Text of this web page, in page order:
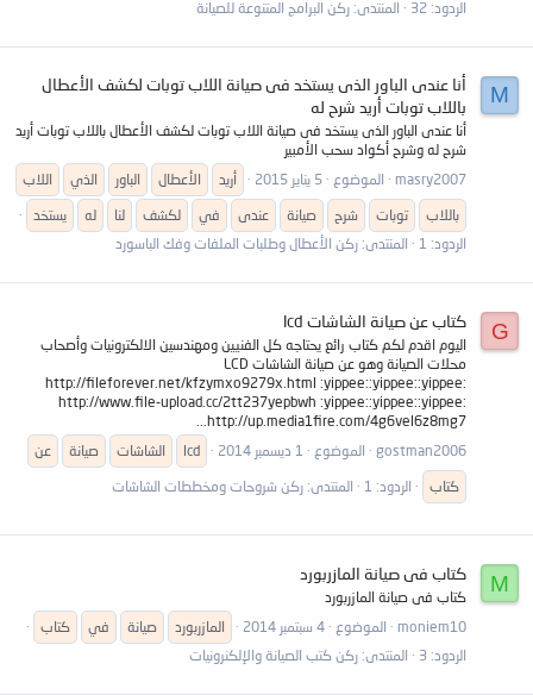
الردود: 32
المنتدى: ركن البرامج المتنوعة للصيانة
M
أنا عندى الباور الذى يستخد فى صيانة اللاب توبات لكشف الأعطال
باللاب توبات أريد شرح له
أنا عندى الباور الذى يستخد فى صيانة اللاب توبات لكشف الأعطال باللاب توبات أريد
شرح له وشرح أكواد سحب الأمبير
masry2007
الموضوع 5 يناير 2015 أريد الأعطال الباور الذي
اللاب
باللاب
توبات شرح صيانة عندى في لكشف لنا له
يستخد
الردود: 1
المنتدى: ركن الأعطال وطلبات الملفات وفك الباسورد
G كتاب عن صيانة الشاشات lcd
اليوم اقدم لكم كتاب رائع يحتاجه كل الفنيين ومهندسين الالكترونيات وأصحاب
محلات الصيانة وهو عن صيانة الشاشات LCD
http://fileforever.net/kfzymxo9279x.html :yippee::yippee::yippee:
http://www.file-upload.cc/2tt237yepbwh :yippee::yippee::yippee:
http://up.media1fire.com/4g6vel6z8mg7...
gostman2006
الموضوع 1 ديسمبر 2014 lcd الشاشات صيانة
عن
كتاب
الردود: 1 المنتدى: ركن شروحات ومخططات الشاشات
M كتاب فى صيانة المازربورد
كتاب فى صيانة المازربورد
moniem10
الموضوع 4 سبتمبر 2014 المازربورد صيانة في
كتاب
الردود: 3
المنتدى: ركن كتب الصيانة والإلكنرونيات